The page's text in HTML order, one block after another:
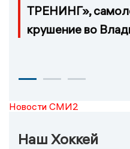
ТРЕНИНГ»,
крушение во
Новости СМИ2
Наш Хоккей